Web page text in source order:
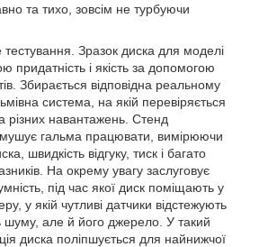
та тихо, зовсім не турбуючи
тестування. Зразок диска для моделі
придатність і якість за допомогою
Збирається відповідна реальному
система, на якій перевіряється
різних навантажень. Стенд
гальма працювати, вимірюючи
швидкість відгуку, тиск і багато
На окрему увагу заслуговує
під час якої диск поміщають у
у якій чутливі датчики відстежують
шуму, але й його джерело. У такий
диска поліпшується для найнижчої